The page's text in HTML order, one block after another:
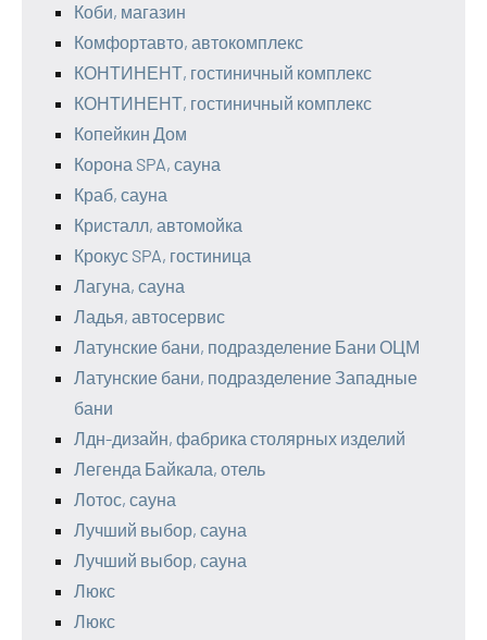
Коби, магазин
Комфортавто, автокомплекс
КОНТИНЕНТ, гостиничный комплекс
КОНТИНЕНТ, гостиничный комплекс
Копейкин Дом
Корона SPA, сауна
Краб, сауна
Кристалл, автомойка
Крокус SPA, гостиница
Лагуна, сауна
Ладья, автосервис
Латунские бани, подразделение Бани ОЦМ
Латунские бани, подразделение Западные
бани
Лдн-дизайн, фабрика столярных изделий
Легенда Байкала, отель
Лотос, сауна
Лучший выбор, сауна
Лучший выбор, сауна
Люкс
Люкс